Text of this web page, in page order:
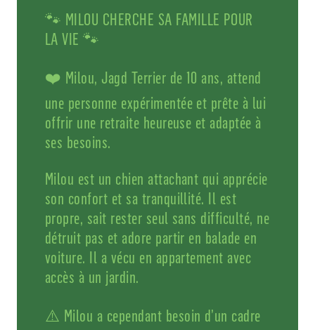
🐾 MILOU CHERCHE SA FAMILLE POUR
LA VIE 🐾
❤️ Milou, Jagd Terrier de 10 ans, attend
une personne expérimentée et prête à lui
offrir une retraite heureuse et adaptée à
ses besoins.
Milou est un chien attachant qui apprécie
son confort et sa tranquillité. Il est
propre, sait rester seul sans difficulté, ne
détruit pas et adore partir en balade en
voiture. Il a vécu en appartement avec
accès à un jardin.
⚠️ Milou a cependant besoin d’un cadre